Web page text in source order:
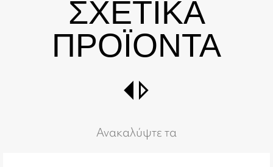
ΣΧΕΤΙΚΑ
ΠΡΟΪΟΝΤΑ
switch_right
Ανακαλύψτε τα